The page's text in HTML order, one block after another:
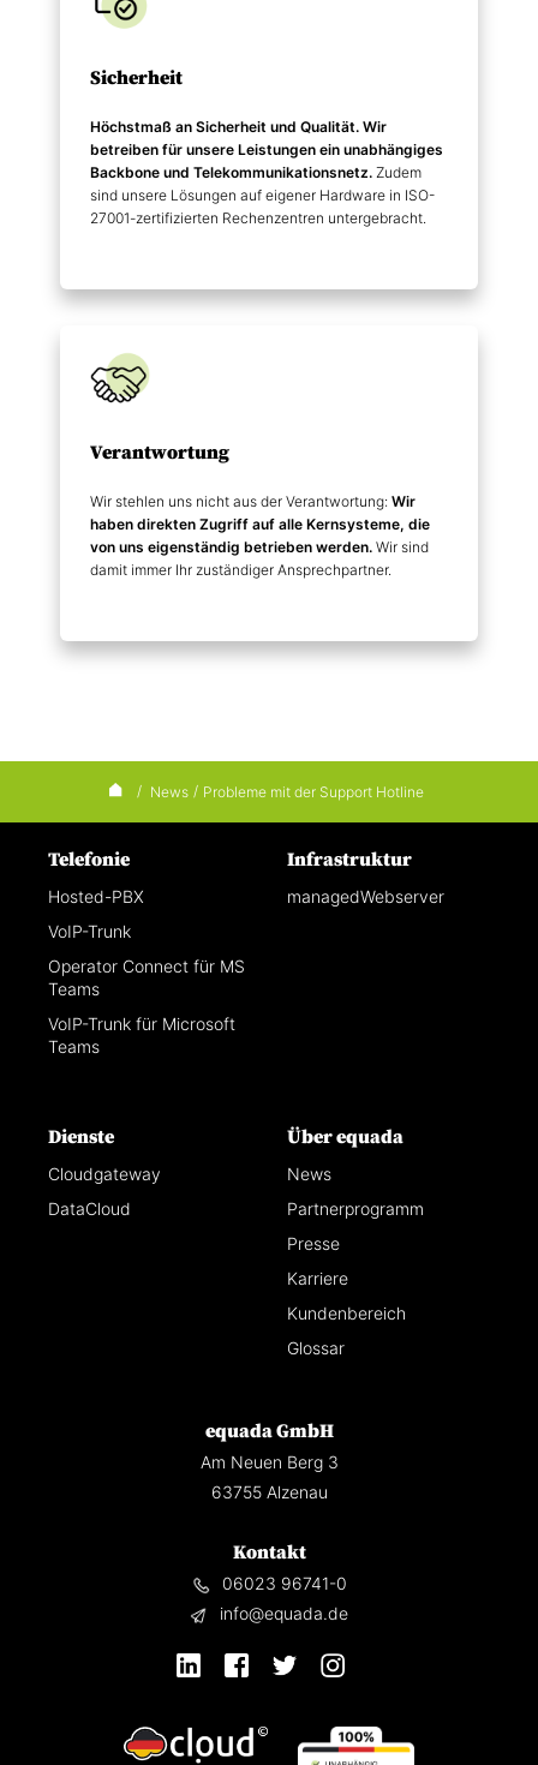
Sicherheit
Höchstmaß an Sicherheit und Qualität. Wir
betreiben für unsere Leistungen ein unabhängiges
Backbone und Telekommunikations­netz. Zudem
sind unsere Lösungen auf eigener Hardware in ISO-
27001-zertifizierten Rechenzentren untergebracht.
Verantwortung
Wir stehlen uns nicht aus der Verantwortung: Wir
haben direkten Zugriff auf alle Kernsysteme, die
von uns eigenständig betrieben werden. Wir sind
damit immer Ihr zuständiger Ansprechpartner.
/ News / Probleme mit der Support Hotline
Telefonie
Hosted-PBX
VoIP-Trunk
Operator Connect für MS
Teams
VoIP-Trunk für Microsoft
Teams
Infrastruktur
managedWebserver
Dienste
Cloudgateway
DataCloud
Über equada
News
Partnerprogramm
Presse
Karriere
Kundenbereich
Glossar
equada GmbH
Am Neuen Berg 3
63755 Alzenau
Kontakt
06023 96741-0
info@equada.de